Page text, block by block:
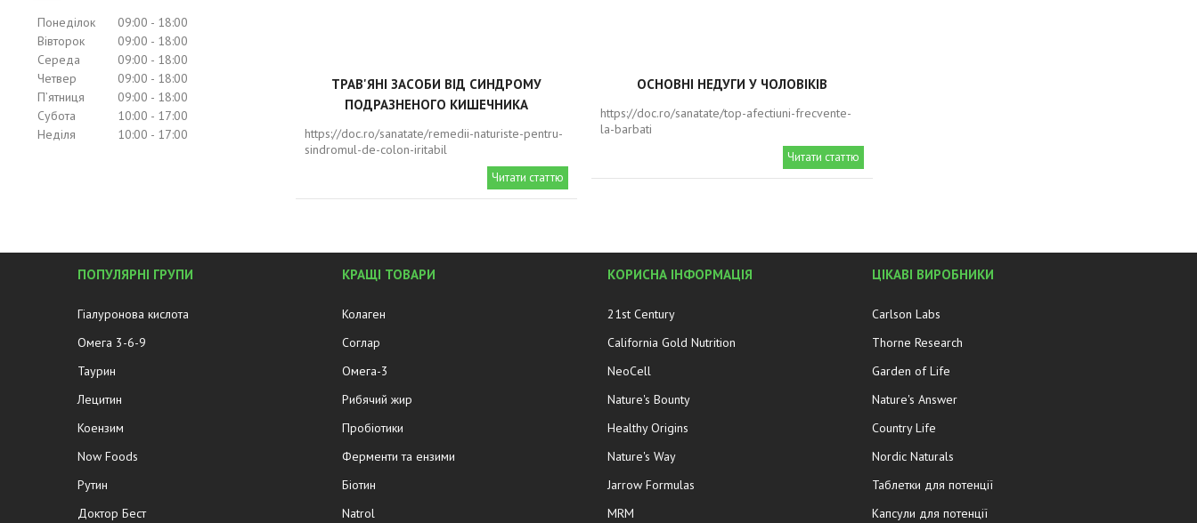
ТРАВ'ЯНІ ЗАСОБИ ВІД СИНДРОМУ
ПОДРАЗНЕНОГО КИШЕЧНИКА
https://doc.ro/sanatate/remedii-naturiste-pentru-
sindromul-de-colon-iritabil
Читати статтю
ОСНОВНІ НЕДУГИ У ЧОЛОВІКІВ
https://doc.ro/sanatate/top-afectiuni-frecvente-
la-barbati
Читати статтю
Понеділок 09:00
18:00
Вівторок
09:00
18:00
Середа
09:00
18:00
Четвер
09:00
18:00
Пʼятниця
09:00
18:00
Субота
10:00
17:00
Неділя
10:00 17:00
ПОПУЛЯРНІ ГРУПИ
Гіалуронова кислота
Омега 3-6-9
Таурин
Лецитин
Коензим
Now Foods
Рутин
Доктор Бест
КРАЩІ ТОВАРИ
Колаген
Соглар
Омега-3
Рибячий жир
Пробіотики
Ферменти та ензими
Біотин
Natrol
КОРИСНА ІНФОРМАЦІЯ
21st Century
California Gold Nutrition
NeoCell
Nature's Bounty
Healthy Origins
Nature's Way
Jarrow Formulas
MRM
ЦІКАВІ ВИРОБНИКИ
Carlson Labs
Thorne Research
Garden of Life
Nature's Answer
Country Life
Nordic Naturals
Таблетки для потенції
Капсули для потенції